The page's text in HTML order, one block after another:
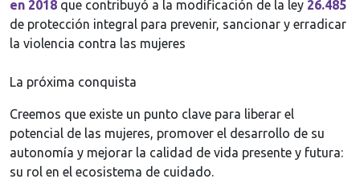
en 2018 que contribuyó a la modificación de la ley 26.485
de protección integral para prevenir, sancionar y erradicar
la violencia contra las mujeres
La próxima conquista
Creemos que existe un punto clave para liberar el
potencial de las mujeres, promover el desarrollo de su
autonomía y mejorar la calidad de vida presente y futura:
su rol en el ecosistema de cuidado.